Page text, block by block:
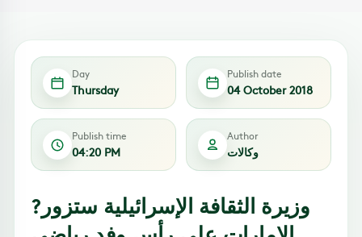
Day
Thursday
Publish date
04 October 2018
Publish time
04:20 PM
Author
وكالات
?وزيرة الثقافة الإسرائيلية ستزور